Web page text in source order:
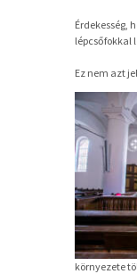
Érdekesség,
lépcsőfokkal
Ez nem azt
környezete